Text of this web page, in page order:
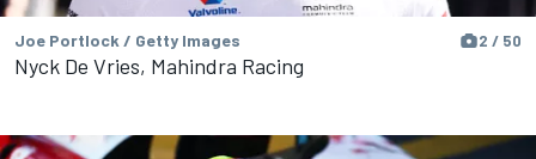
Joe Portlock / Getty Images 2 / 50
Nyck De Vries, Mahindra Racing